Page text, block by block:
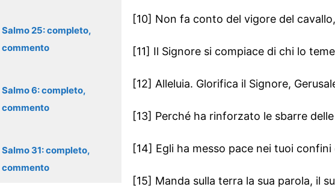
[10] Non fa conto del vigore del
[11] Il Signore si compiace di chi lo
[12] Alleluia. Glorifica il Signore,
[13] Perché ha rinforzato le sbarre
[14] Egli ha messo pace nei tuoi
[15] Manda sulla terra la sua parola, il
Salmo 25: completo,
commento
Salmo 6: completo,
commento
Salmo 31: completo,
commento